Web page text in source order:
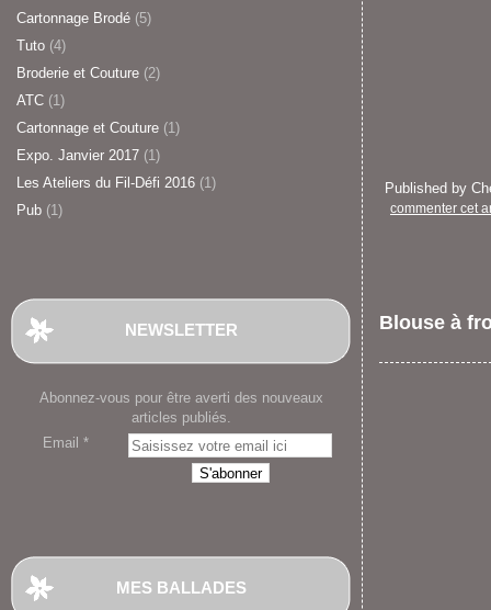
Cartonnage Brodé (5)
Tuto (4)
Broderie et Couture (2)
ATC (1)
Cartonnage et Couture (1)
Expo. Janvier 2017 (1)
Les Ateliers du Fil-Défi 2016 (1)
Pub (1)
NEWSLETTER
Abonnez-vous pour être averti des nouveaux
articles publiés.
Email
MES BALLADES
Published by
commenter cet
Blouse à